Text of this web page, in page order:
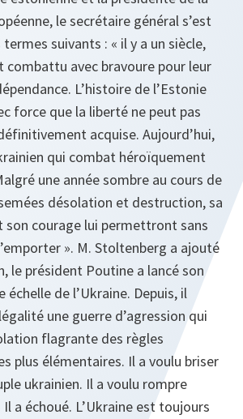
le secrétaire général s’est
suivants : « il y a un siècle,
combattu avec bravoure pour leur
L’histoire de l’Estonie
force que la liberté ne peut pas
acquise. Aujourd’hui,
qui combat héroïquement
une année sombre au cours de
désolation et destruction, sa
courage lui permettront sans
». M. Stoltenberg a ajouté
le président Poutine a lancé son
échelle de l’Ukraine. Depuis, il
une guerre d’agression qui
flagrante des règles
plus élémentaires. Il a voulu briser
ukrainien. Il a voulu rompre
Il a échoué. L’Ukraine est toujours